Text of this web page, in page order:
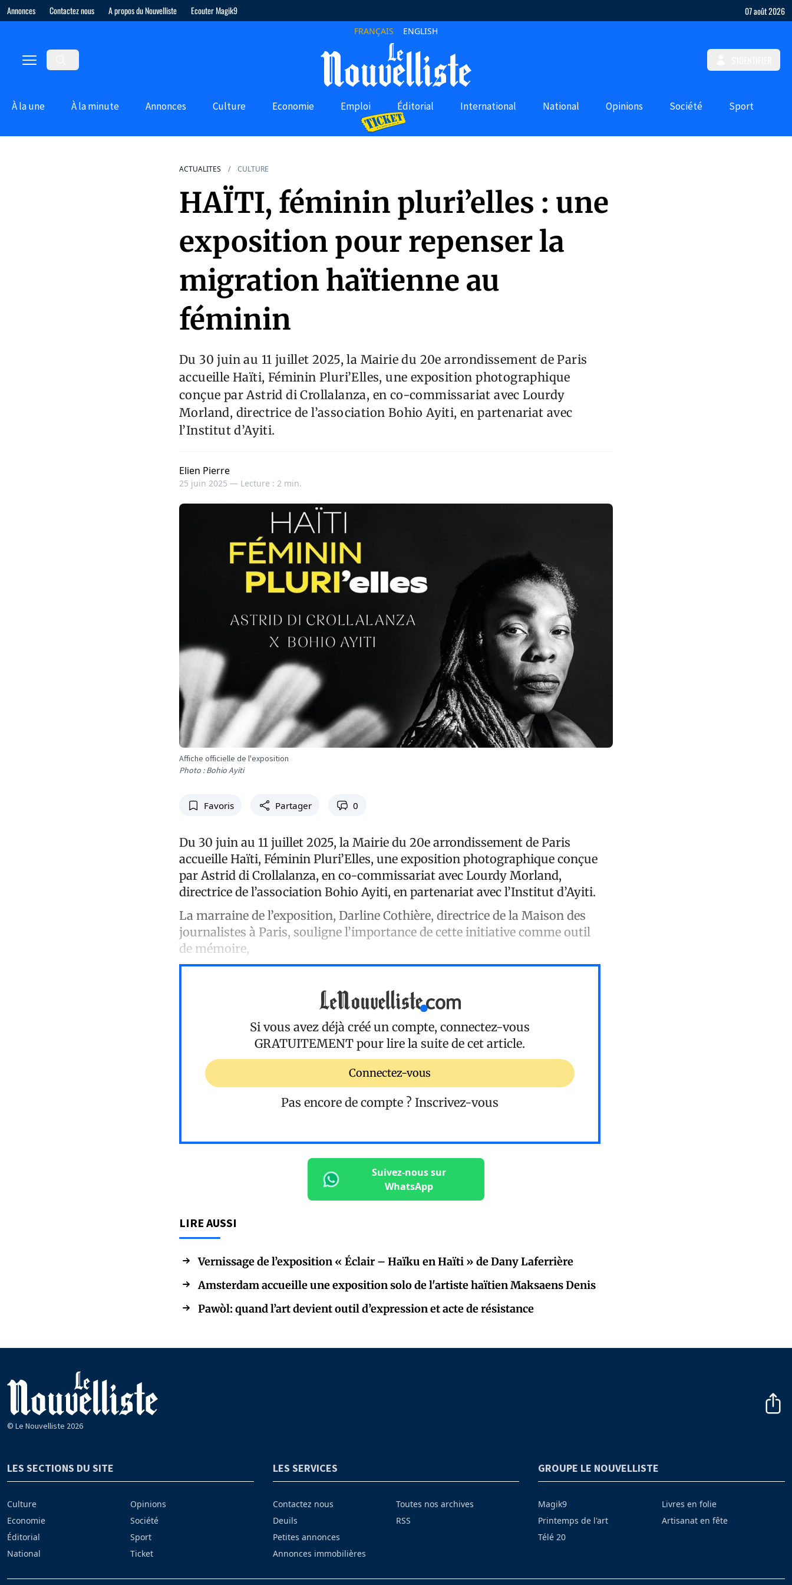
Annonces Contactez nous A propos du Nouvelliste Ecouter Magik9 07 août 2026
FRANÇAIS ENGLISH
À la une À la minute Annonces Culture Economie Emploi Éditorial International National Opinions Société Sport
ACTUALITES CULTURE
HAÏTI, féminin pluri’elles : une
exposition pour repenser la
migration haïtienne au
féminin
Du 30 juin au 11 juillet 2025, la Mairie du 20e arrondissement de Paris
accueille Haïti, Féminin Pluri’Elles, une exposition photographique
conçue par Astrid di Crollalanza, en co-commissariat avec Lourdy
Morland, directrice de l’association Bohio Ayiti, en partenariat avec
l’Institut d’Ayiti.
Elien Pierre
25 juin 2025 — Lecture : 2 min.
Affiche officielle de l'exposition
Photo : Bohio Ayiti
Favoris Partager 0
Du 30 juin au 11 juillet 2025, la Mairie du 20e arrondissement de Paris
accueille Haïti, Féminin Pluri’Elles, une exposition photographique conçue
par Astrid di Crollalanza, en co-commissariat avec Lourdy Morland,
directrice de l’association Bohio Ayiti, en partenariat avec l’Institut d’Ayiti.
La marraine de l’exposition, Darline Cothière, directrice de la Maison des
journalistes à Paris, souligne l’importance de cette initiative comme outil
de mémoire,
Si vous avez déjà créé un compte, connectez-vous
GRATUITEMENT pour lire la suite de cet article.
Connectez-vous
Pas encore de compte ? Inscrivez-vous
Suivez-nous sur
WhatsApp
LIRE AUSSI
Vernissage de l’exposition « Éclair – Haïku en Haïti » de Dany Laferrière
Amsterdam accueille une exposition solo de l'artiste haïtien Maksaens Denis
Pawòl: quand l’art devient outil d’expression et acte de résistance
© Le Nouvelliste 2026
LES SECTIONS DU SITE
Culture
Economie
Éditorial
National
Opinions
Société
Sport
Ticket
LES SERVICES
Contactez nous
Deuils
Petites annonces
Annonces immobilières
Toutes nos archives
RSS
GROUPE LE NOUVELLISTE
Magik9
Printemps de l'art
Télé 20
Livres en folie
Artisanat en fête